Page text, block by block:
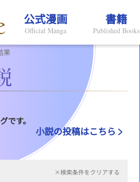
公式漫画
Official Manga
書籍
Published Books
果
です。
小説の投稿はこちら
×検索条件をクリアする